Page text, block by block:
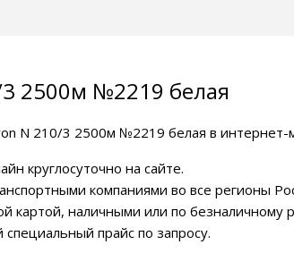
2500м №2219 белая
N 210/3 2500м №2219 белая в
круглосуточно на сайте.
компаниями во все регионы
картой, наличными или по
прайс по запросу.